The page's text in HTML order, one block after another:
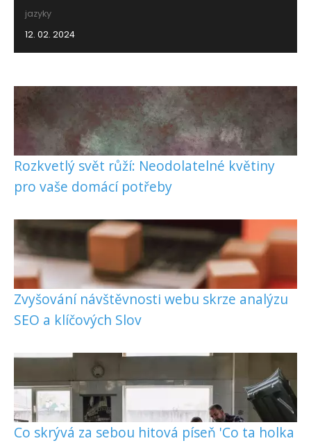
jazyky
12. 02. 2024
Rozkvetlý svět růží: Neodolatelné květiny
pro vaše domácí potřeby
Zvyšování návštěvnosti webu skrze analýzu
SEO a klíčových Slov
Co skrývá za sebou hitová píseň 'Co ta holka